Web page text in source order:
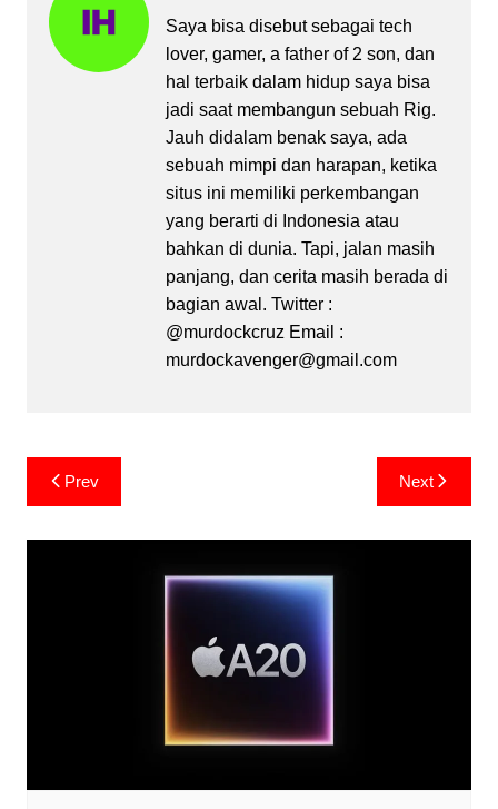
Saya bisa disebut sebagai tech
lover, gamer, a father of 2 son, dan
hal terbaik dalam hidup saya bisa
jadi saat membangun sebuah Rig.
Jauh didalam benak saya, ada
sebuah mimpi dan harapan, ketika
situs ini memiliki perkembangan
yang berarti di Indonesia atau
bahkan di dunia. Tapi, jalan masih
panjang, dan cerita masih berada di
bagian awal. Twitter :
@murdockcruz Email :
murdockavenger@gmail.com
Post
navigation
Prev Next